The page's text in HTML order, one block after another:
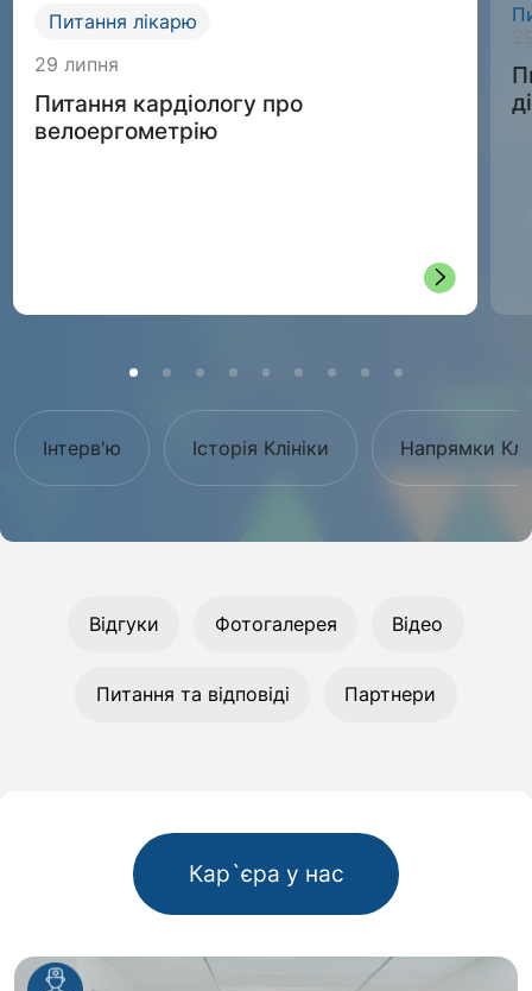
Питання лікарю
29 липня
Питання кардіологу про
велоергометрію
Інтерв'ю Історія Клініки Напрямки
Відгуки Фотогалерея Відео
Питання та відповіді Партнери
Кар`єра у нас